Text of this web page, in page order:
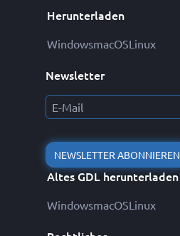
Herunterladen
WindowsmacOSLinux
Newsletter
NEWSLETTER ABONNIEREN
Altes GDL herunterladen
WindowsmacOSLinux